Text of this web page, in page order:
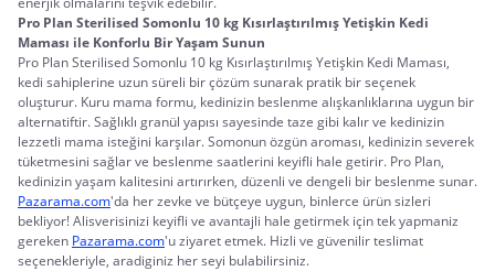
Pro Plan Sterilised Somonlu 10 kg Kısırlaştırılmış Yetişkin Kedi
Maması ile Konforlu Bir Yaşam Sunun
Pro Plan Sterilised Somonlu 10 kg Kısırlaştırılmış Yetişkin Kedi Maması,
kedi sahiplerine uzun süreli bir çözüm sunarak pratik bir seçenek
oluşturur. Kuru mama formu, kedinizin beslenme alışkanlıklarına uygun bir
alternatiftir. Sağlıklı granül yapısı sayesinde taze gibi kalır ve kedinizin
lezzetli mama isteğini karşılar. Somonun özgün aroması, kedinizin severek
tüketmesini sağlar ve beslenme saatlerini keyifli hale getirir. Pro Plan,
kedinizin yaşam kalitesini artırırken, düzenli ve dengeli bir beslenme sunar.
Pazarama.com'da her zevke ve bütçeye uygun, binlerce ürün sizleri
bekliyor! Alisverisinizi keyifli ve avantajli hale getirmek için tek yapmaniz
gereken Pazarama.com'u ziyaret etmek. Hizli ve güvenilir teslimat
seçenekleriyle, aradiginiz her seyi bulabilirsiniz.